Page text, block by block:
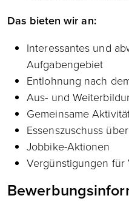
Das bieten wir an:
Interessantes und
Aufgabengebiet
Entlohnung nach
Aus- und
Gemeinsame
Essenszuschuss
Jobbike-Aktionen
Vergünstigungen für